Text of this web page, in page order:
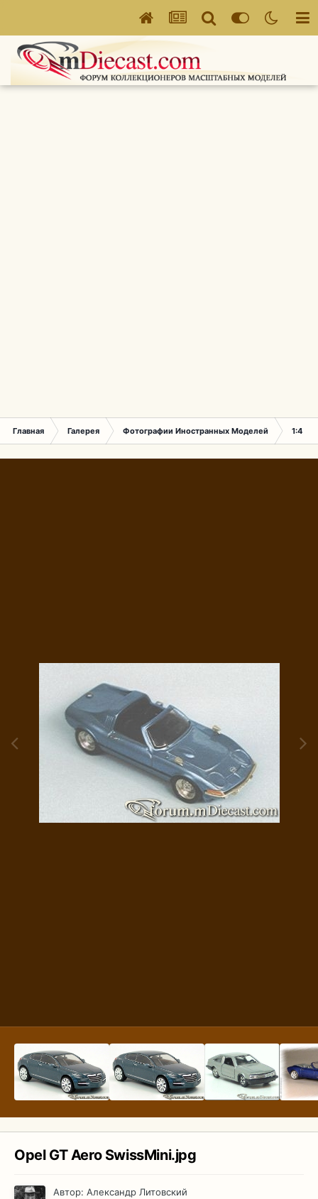
Главная Галерея Фотографии Иностранных Моделей 1:43
Opel GT Aero SwissMini.jpg
Автор: Александр Литовский